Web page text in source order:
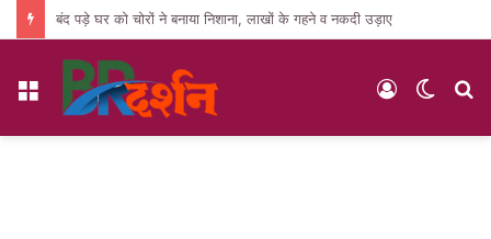
बंद पड़े घर को चोरों ने बनाया निशाना, लाखों के गहने व नकदी उड़ाए
Menu
Switch
Log